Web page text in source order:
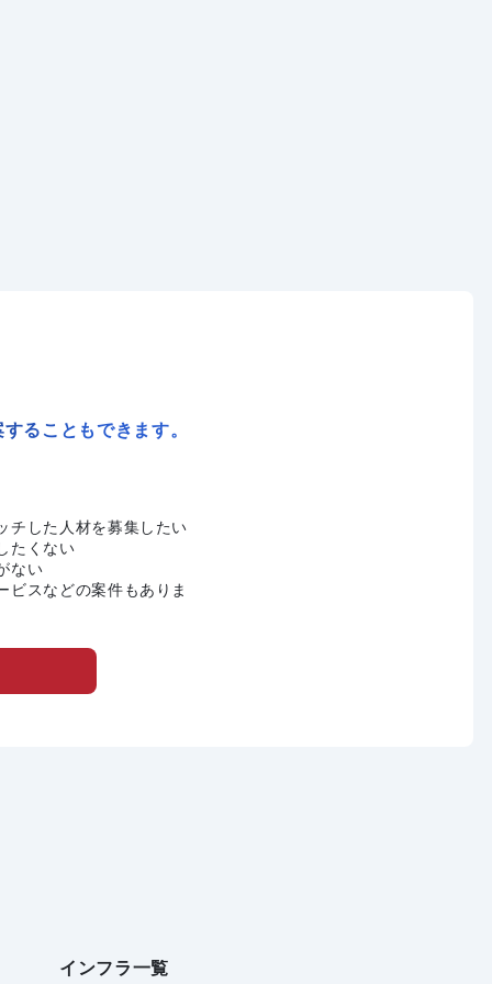
ることもできます。
チした人材を募集したい
たくない
ない
ビスなどの案件もありま
インフラ一覧